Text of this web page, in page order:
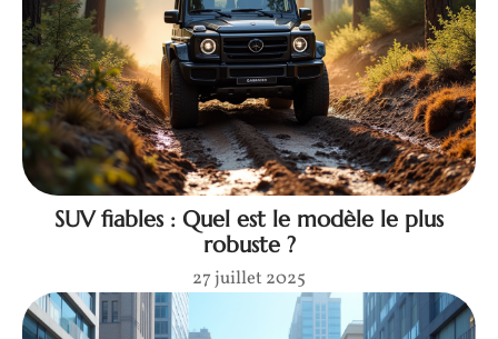
SUV fiables : Quel est le modèle le plus
robuste ?
27 juillet 2025